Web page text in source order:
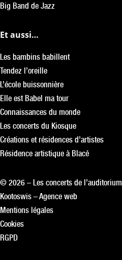
Big Band de Jazz
Et aussi…
Les bambins babillent
Tendez l’oreille
L’école buissonnière
Elle est Babel ma tour
Connaissances du monde
Les concerts du Kiosque
Créations et résidences d’artistes
Résidence artistique à Blacé
© 2026 – Les concerts de l’auditorium
Kootoswis – Agence web
Mentions légales
Cookies
RGPD